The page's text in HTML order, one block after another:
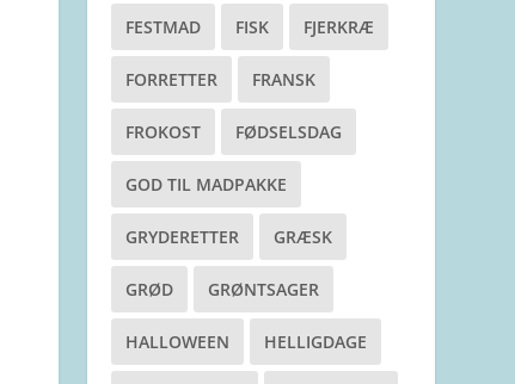
FESTMAD FISK FJERKRÆ
FORRETTER FRANSK
FROKOST FØDSELSDAG
GOD TIL MADPAKKE
GRYDERETTER GRÆSK
GRØD GRØNTSAGER
HALLOWEEN HELLIGDAGE